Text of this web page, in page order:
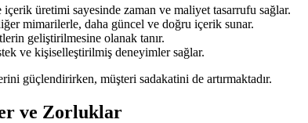
içerik üretimi sayesinde zaman ve maliyet tasarrufu sağlar.
mimarilerle, daha güncel ve doğru içerik sunar.
geliştirilmesine olanak tanır.
ve kişiselleştirilmiş deneyimler sağlar.
güçlendirirken, müşteri sadakatini de artırmaktadır.
ve Zorluklar